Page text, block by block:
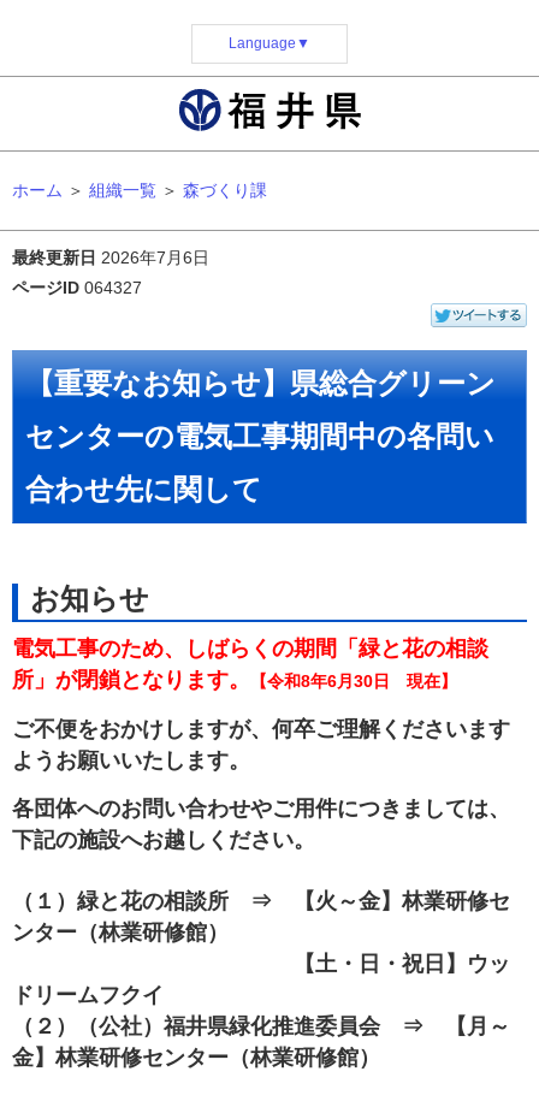
Language ▼
ホーム ＞ 組織一覧 ＞ 森づくり課
最終更新日 2026年7月6日
ページID 064327
【重要なお知らせ】県総合グリーン
センターの電気工事期間中の各問い
合わせ先に関して
お知らせ
電気工事のため、しばらくの期間「緑と花の相談
所」が閉鎖となります。
【令和8年6月30日 現在】
ご不便をおかけしますが、何卒ご理解くださいます
ようお願いいたします。
各団体へのお問い合わせやご用件につきましては、
下記の施設へお越しください。
（１）緑と花の相談所 ⇒ 【火～金】林業研修セ
ンター（林業研修館）
【土・日・祝日】ウッ
ドリームフクイ
（２）（公社）福井県緑化推進委員会 ⇒ 【月～
金】林業研修センター（林業研修館）